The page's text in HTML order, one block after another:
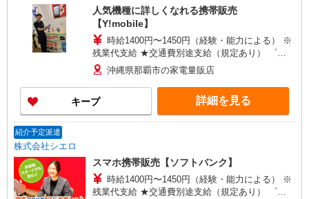
人気機種に詳しくなれる携帯販売
【Y!mobile】
時給1400円〜1450円（経験・能力による） ※
残業代支給 ★交通費別途支給（規定あり） ゜
+゜・。○。・゜+゜・。○。・゜+゜ 入社祝い金10
万円支給(規定有) お友達を紹介頂くと, インセンテ
ィブ支給(規定有) ★月2回払い・週払い可能（規程
有）★ ゜・。○。・゜+゜・。○。・゜+゜
沖縄県那覇市の家電量販店
キープ 詳細を見る
紹介予定派遣
株式会社シエロ
スマホ携帯販売【ソフトバンク】
時給1400円〜1450円（経験・能力による） ※
残業代支給 ★交通費別途支給（規定あり） ゜